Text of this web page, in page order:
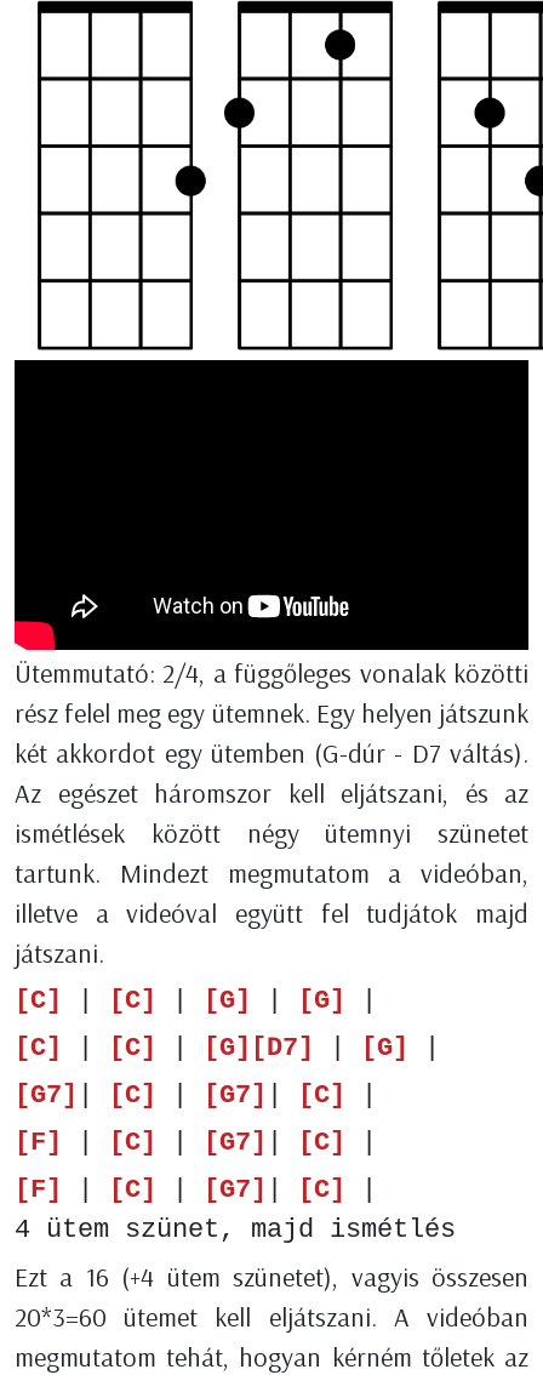
Ütemmutató: 2/4, a függőleges vonalak közötti
rész felel meg egy ütemnek. Egy helyen játszunk
két akkordot egy ütemben (G-dúr - D7 váltás).
Az egészet háromszor kell eljátszani, és az
ismétlések között négy ütemnyi szünetet
tartunk. Mindezt megmutatom a videóban,
illetve a videóval együtt fel tudjátok majd
játszani.
[C] [C] [G] [G]
[C]
[C] [G] [D7] [G]
[G7]
[C] [G7] [C]
[F]
[C] [G7] [C]
[F]
[C] [G7] [C]
4 ütem szünet, majd ismétlés
Ezt a 16 (+4 ütem szünetet), vagyis összesen
20*3=60 ütemet kell eljátszani. A videóban
megmutatom tehát, hogyan kérném tőletek az